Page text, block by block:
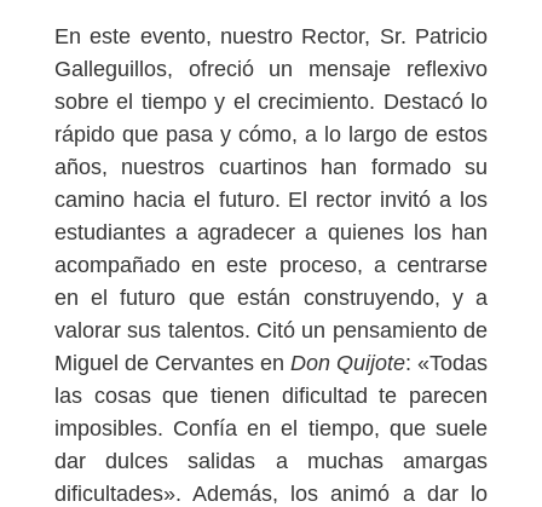
En este evento, nuestro Rector, Sr. Patricio
Galleguillos, ofreció un mensaje reflexivo
sobre el tiempo y el crecimiento. Destacó lo
rápido que pasa y cómo, a lo largo de estos
años, nuestros cuartinos han formado su
camino hacia el futuro. El rector invitó a los
estudiantes a agradecer a quienes los han
acompañado en este proceso, a centrarse
en el futuro que están construyendo, y a
valorar sus talentos. Citó un pensamiento de
Miguel de Cervantes enDon Quijote: «Todas
las cosas que tienen dificultad te parecen
imposibles. Confía en el tiempo, que suele
dar dulces salidas a muchas amargas
dificultades». Además, los animó a dar lo